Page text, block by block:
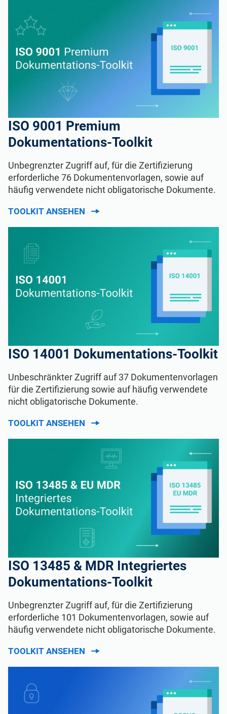
ISO 9001 Premium
Dokumentations-Toolkit
Unbegrenzter Zugriff auf, für die Zertifizierung
erforderliche 76 Dokumentenvorlagen, sowie auf
häufig verwendete nicht obligatorische Dokumente.
TOOLKIT ANSEHEN
ISO 14001 Dokumentations-Toolkit
Unbeschränkter Zugriff auf 37 Dokumentenvorlagen
für die Zertifizierung sowie auf häufig verwendete
nicht obligatorische Dokumente.
TOOLKIT ANSEHEN
ISO 13485 & MDR Integriertes
Dokumentations-Toolkit
Unbegrenzter Zugriff auf, für die Zertifizierung
erforderliche 101 Dokumentenvorlagen, sowie auf
häufig verwendete nicht obligatorische Dokumente.
TOOLKIT ANSEHEN